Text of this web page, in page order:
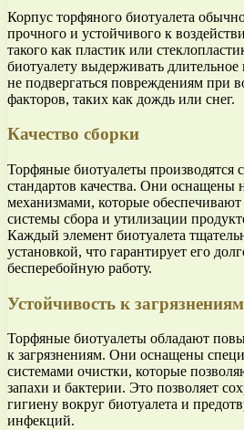
Корпус торфяного биотуалета
прочного и устойчивого к
такого как пластик или
биотуалету выдерживать
не подвергаться повреждениям при
факторов, таких как дождь или снег.
Качество сборки
Торфяные биотуалеты производятся
стандартов качества. Они
механизмами, которые
системы сбора и утилизации
Каждый элемент биотуалета
установкой, что гарантирует его
бесперебойную работу.
Устойчивость к загрязнениям
Торфяные биотуалеты обладают
к загрязнениям. Они оснащены
системами очистки, которые
запахи и бактерии. Это позволяет
гигиену вокруг биотуалета и
инфекций.